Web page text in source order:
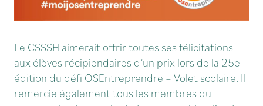
Le CSSSH aimerait offrir toutes ses félicitations
aux élèves récipiendaires d’un prix lors de la 25e
édition du défi OSEntreprendre – Volet scolaire. Il
remercie également tous les membres du